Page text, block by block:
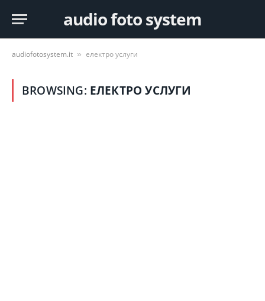
audio foto system
audiofotosystem.it » електро услуги
BROWSING: ЕЛЕКТРО УСЛУГИ